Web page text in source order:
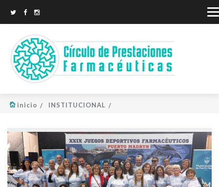
inicio INSTITUCIONAL